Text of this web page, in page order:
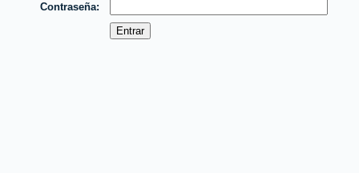
Contraseña